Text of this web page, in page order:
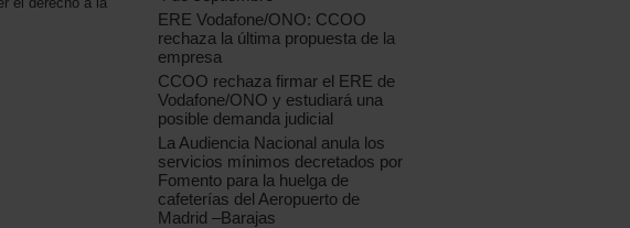
ERE Vodafone/ONO: CCOO
rechaza la última propuesta de la
empresa
CCOO rechaza firmar el ERE de
Vodafone/ONO y estudiará una
posible demanda judicial
La Audiencia Nacional anula los
servicios mínimos decretados por
Fomento para la huelga de
cafeterías del Aeropuerto de
Madrid –Barajas